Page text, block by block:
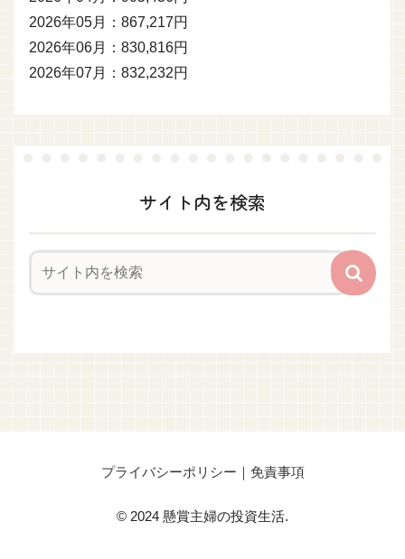
2026年05月：867,217円
2026年06月：830,816円
2026年07月：832,232円
サイト内を検索
プライバシーポリシー｜免責事項
© 2024 懸賞主婦の投資生活.